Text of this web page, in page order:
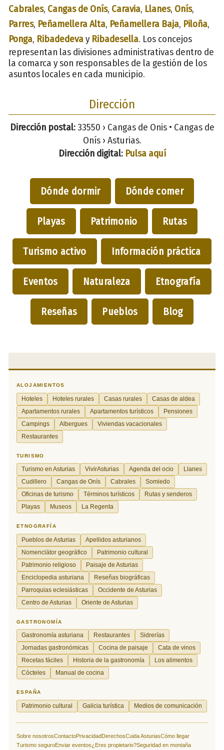
Cabrales, Cangas de Onís, Caravia, Llanes, Onís,
Parres, Peñamellera Alta, Peñamellera Baja, Piloña,
Ponga, Ribadedevay Ribadesella. Los concejos
representan las divisiones administrativas dentro de
la comarca y son responsables de la gestión de los
asuntos locales en cada municipio.
Dirección
Dirección postal:33550 › Cangas de Onis • Cangas de
Onís › Asturias.
Dirección digital: Pulsa aquí
Dónde dormir Dónde comer
Playas Patrimonio Rutas
Turismo activo Información práctica
Eventos Naturaleza Etnografía
Reseñas Pueblos Blog